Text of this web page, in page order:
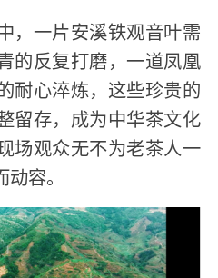
，一片安溪铁观音叶需
的反复打磨，一道凤凰
耐心淬炼，这些珍贵的
留存，成为中华茶文化
场观众无不为老茶人一
容。